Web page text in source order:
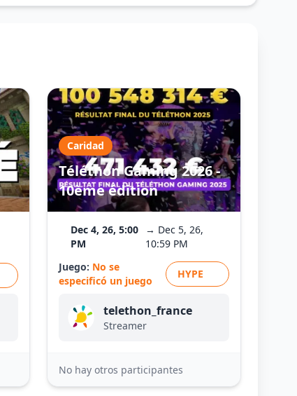
Caridad
Téléthon Gaming 2026 -
10ème édition
Dec 4, 26, 5:00
PM
→ Dec 5, 26,
10:59 PM
Juego: No se
especificó un juego
HYPE
telethon_france
Streamer
No hay otros participantes